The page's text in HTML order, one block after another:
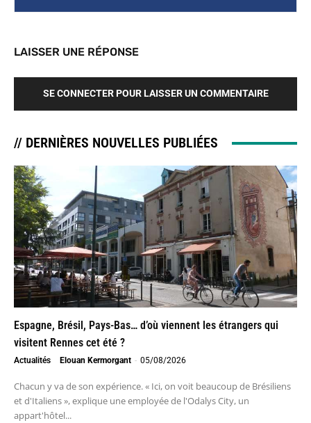
LAISSER UNE RÉPONSE
SE CONNECTER POUR LAISSER UN COMMENTAIRE
// DERNIÈRES NOUVELLES PUBLIÉES
Espagne, Brésil, Pays-Bas… d’où viennent les étrangers qui
visitent Rennes cet été ?
Actualités Elouan Kermorgant - 05/08/2026
Chacun y va de son expérience. « Ici, on voit beaucoup de Brésiliens
et d'Italiens », explique une employée de l'Odalys City, un
appart'hôtel...